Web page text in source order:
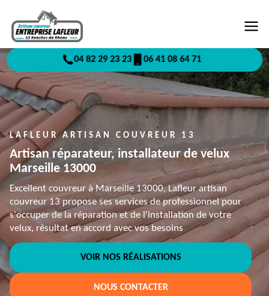
04 82 29 23 23 06 41 08 64 71
LAFLEUR ARTISAN COUVREUR 13
Artisan réparateur, installateur de velux
Marseille 13000
Excellent couvreur à Marseille 13000, Lafleur artisan
couvreur 13 propose ses services de professionnel pour
s'occuper de la réparation et de l'installation de votre
velux, résultat en accord avec vos besoins
VOIR NOS RÉALISATIONS
NOUS CONTACTER